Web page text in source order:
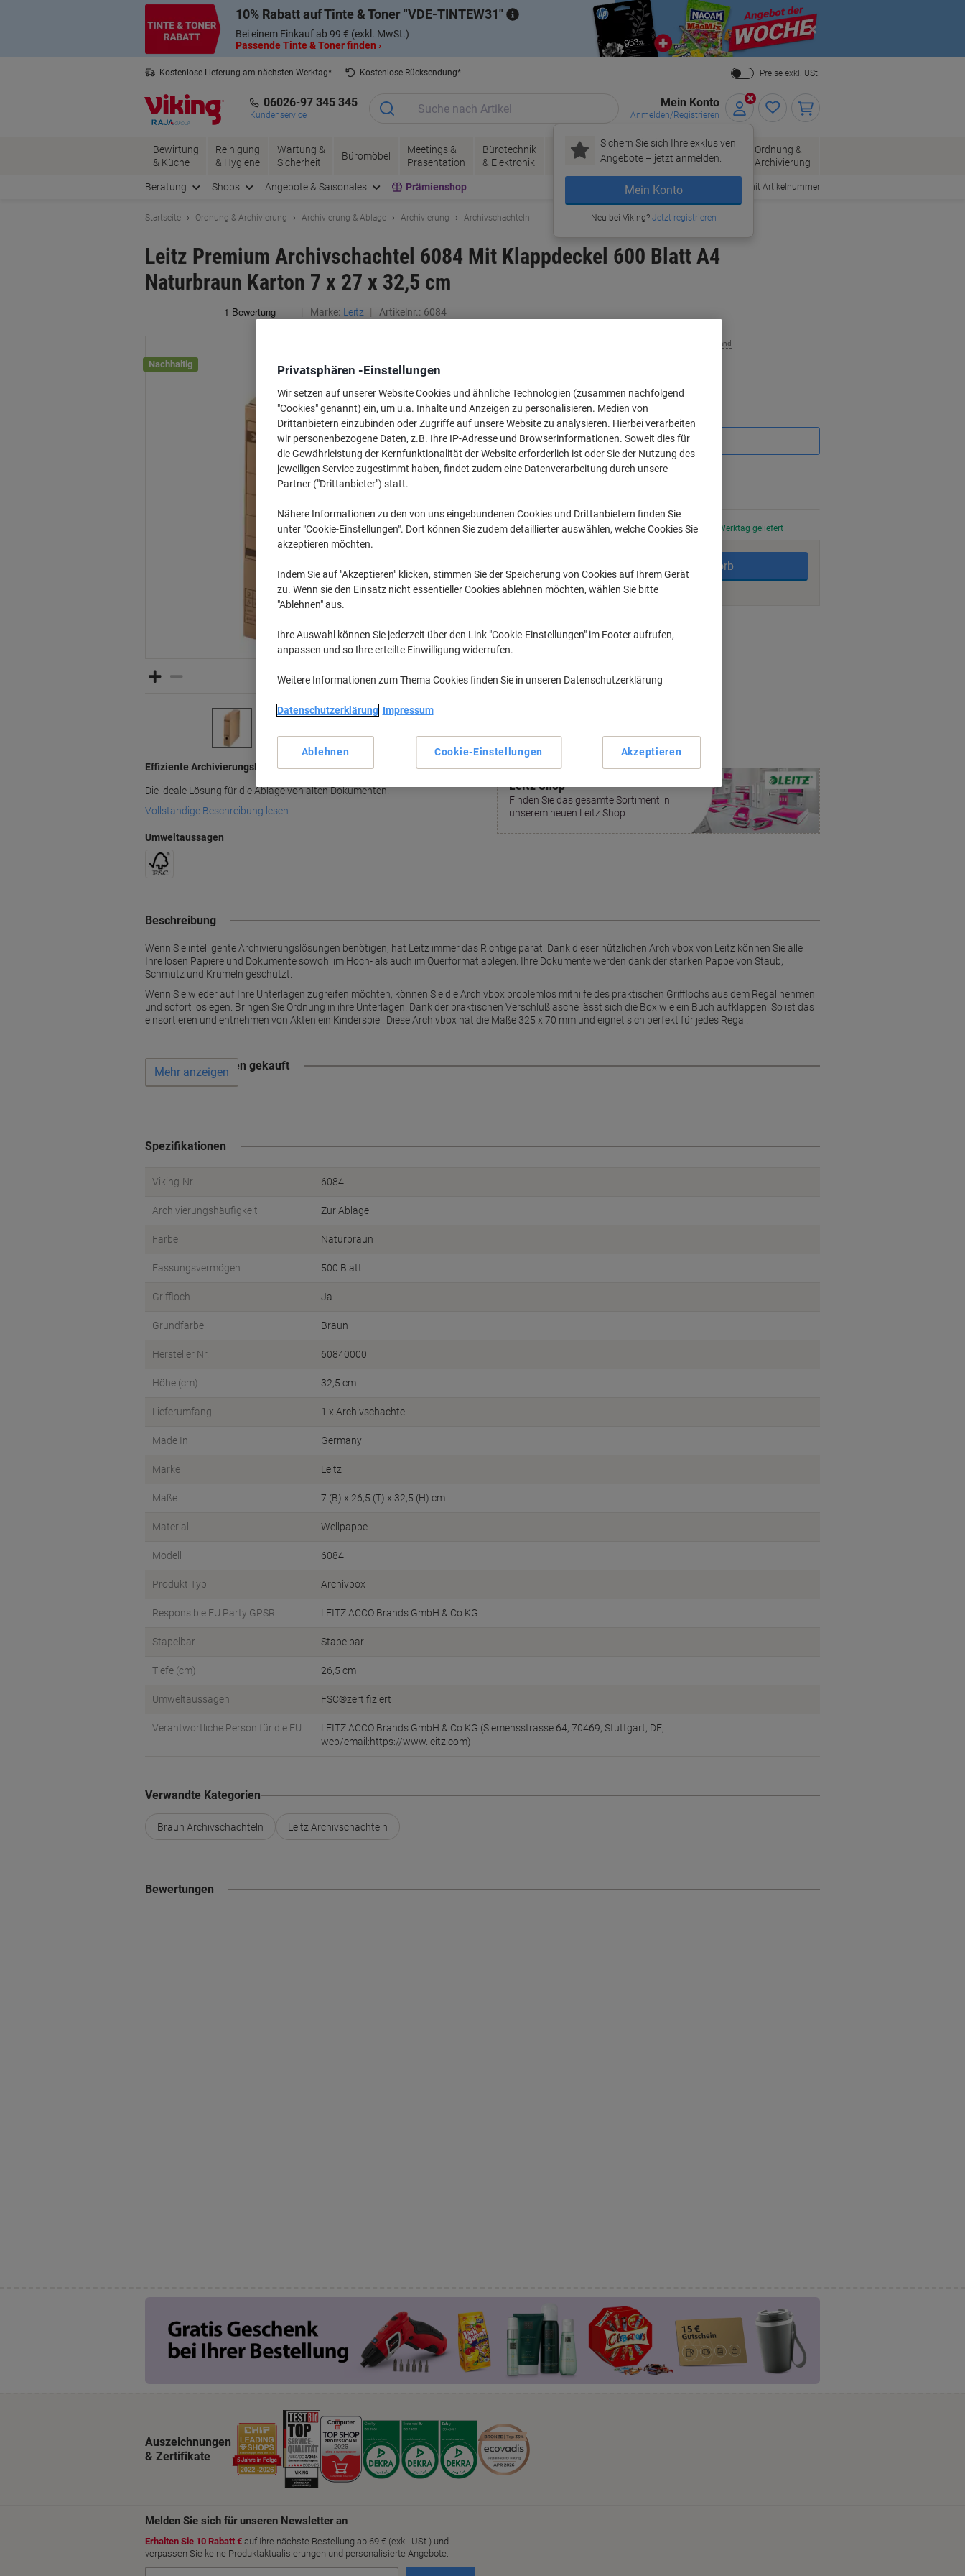
10% Rabatt auf Tinte & Toner VDE-TINTEW31
Bei einem Einkauf ab 99 € (exkl. MwSt.)
Passende Tinte & Toner finden ›
Close
Kostenlose Lieferung am nächsten Werktag*
Kostenlose Rücksendung*
Preise exkl. USt.
06026-97 345 345
Kundenservice
Mein Konto
Anmelden/Registrieren
Sichern Sie sich Ihre exklusiven
Angebote – jetzt anmelden.
Mein Konto
Neu bei Viking?Jetzt registrieren
Bewirtung
& Küche
Reinigung
& Hygiene
Wartung &
Sicherheit
Büromöbel
Meetings &
Präsentation
Bürotechnik
& Elektronik
Tinte &
Toner
Papier, Versand
& Pakete
Bürobedarf
Ordnung &
Archivierung
Beratung Shops Angebote & Saisonales Prämienshop Bestellen mit Artikelnummer
Startseite Ordnung & Archivierung Archivierung & Ablage Archivierung Archivschachteln
Leitz Premium Archivschachtel 6084 Mit Klappdeckel 600 Blatt A4
Naturbraun Karton 7 x 27 x 32,5 cm
Marke: Leitz Artikelnr.: 6084
Nachhaltig
Effiziente Archivierungslösung von Leitz
Die ideale Lösung für die Ablage von alten Dokumenten.
Vollständige Beschreibung lesen
Umweltaussagen
zzgl. Versand
Menge
1-9 Stück 4,19 €
10-19Stück 3,99 € -4%
Aktuell verfügbar Vor 17:00 Uhr bestellt, am nächsten Werktag geliefert
In den Warenkorb
Zu einer Liste
Robuste, staubschützende Pappe
Leitz Shop
Finden Sie das gesamte Sortiment in
unserem neuen Leitz Shop
Beschreibung
Wenn Sie intelligente Archivierungslösungen benötigen, hat Leitz immer das Richtige parat. Dank dieser nützlichen Archivbox von Leitz können Sie alle
Ihre losen Papiere und Dokumente sowohl im Hoch- als auch im Querformat ablegen. Ihre Dokumente werden dank der starken Pappe von Staub,
Schmutz und Krümeln geschützt.
Wenn Sie wieder auf Ihre Unterlagen zugreifen möchten, können Sie die Archivbox problemlos mithilfe des praktischen Grifflochs aus dem Regal nehmen
und sofort loslegen. Bringen Sie Ordnung in ihre Unterlagen. Dank der praktischen Verschlußlasche lässt sich die Box wie ein Buch aufklappen. So ist das
einsortieren und entnehmen von Akten ein Kinderspiel. Diese Archivbox hat die Maße 325 x 70 mm und eignet sich perfekt für jedes Regal.
Wird oft zusammen gekauft
Mehr anzeigen
Spezifikationen
Viking-Nr. 6084
Archivierungshäufigkeit Zur Ablage
Farbe Naturbraun
Fassungsvermögen 500 Blatt
Griffloch Ja
Grundfarbe Braun
Hersteller Nr. 60840000
Höhe (cm) 32,5 cm
Lieferumfang 1 x Archivschachtel
Made In Germany
Marke Leitz
Maße 7 (B) x 26,5 (T) x 32,5 (H) cm
Material Wellpappe
Modell 6084
Produkt Typ Archivbox
Responsible EU Party GPSR LEITZ ACCO Brands GmbH & Co KG
Stapelbar Stapelbar
Tiefe (cm) 26,5 cm
Umweltaussagen FSC®zertifiziert
Verantwortliche Person für die EU
LEITZ ACCO Brands GmbH & Co KG (Siemensstrasse 64, 70469, Stuttgart, DE,
web/email:https://www.leitz.com)
Verwandte Kategorien
Braun Archivschachteln Leitz Archivschachteln
Bewertungen
Auszeichnungen
& Zertifikate
Privatsphären -Einstellungen
Wir setzen auf unserer Website Cookies und ähnliche Technologien (zusammen nachfolgend
"Cookies" genannt) ein, um u.a. Inhalte und Anzeigen zu personalisieren. Medien von
Drittanbietern einzubinden oder Zugriffe auf unsere Website zu analysieren. Hierbei verarbeiten
wir personenbezogene Daten, z.B. Ihre IP-Adresse und Browserinformationen. Soweit dies für
die Gewährleistung der Kernfunktionalität der Website erforderlich ist oder Sie der Nutzung des
jeweiligen Service zugestimmt haben, findet zudem eine Datenverarbeitung durch unsere
Partner ("Drittanbieter") statt.
Nähere Informationen zu den von uns eingebundenen Cookies und Drittanbietern finden Sie
unter "Cookie-Einstellungen". Dort können Sie zudem detaillierter auswählen, welche Cookies Sie
akzeptieren möchten.
Indem Sie auf "Akzeptieren" klicken, stimmen Sie der Speicherung von Cookies auf Ihrem Gerät
zu. Wenn sie den Einsatz nicht essentieller Cookies ablehnen möchten, wählen Sie bitte
"Ablehnen" aus.
Ihre Auswahl können Sie jederzeit über den Link "Cookie-Einstellungen" im Footer aufrufen,
anpassen und so Ihre erteilte Einwilligung widerrufen.
Weitere Informationen zum Thema Cookies finden Sie in unseren Datenschutzerklärung
Datenschutzerklärung Impressum
Cookie-Einstellungen
Ablehnen Akzeptieren